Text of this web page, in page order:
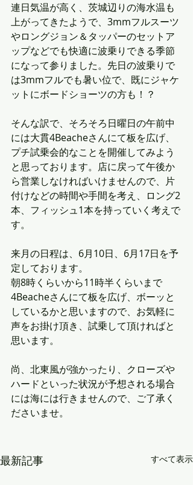
連日気温が高く、茨城辺りの海水温も
上がってきたようで、3mmフルスーツ
やロングジョン＆タッパーのセットア
ップなどでも快適に波乗りできる季節
になって参りました。先日の波乗りで
は3mmフルでも暑い位で、既にジャケ
ットにボードショーツの方も！？
そんな訳で、そろそろ日曜日の午前中
には大貫4Beacheさんにて板を広げ、
プチ試乗会的なことを開催してみよう
と思っております。店に戻って午後か
ら営業しなければいけませんので、片
付けなどの時間や手間を考え、ロング2
本、フィッシュ1本を持っていく考えで
す。
来月の日程は、6月10日、6月17日を予
定しております。
朝8時くらいから11時半くらいまで
4Beacheさんにて板を広げ、ボーッと
しているかと思いますので、お気軽に
声をお掛け頂き、試乗して頂ければと
思います。
尚、北東風が強かったり、クローズや
ハードといった状況が予想される場合
には海には行きませんので、ご了承く
ださいませ。
最新記事 すべて表示